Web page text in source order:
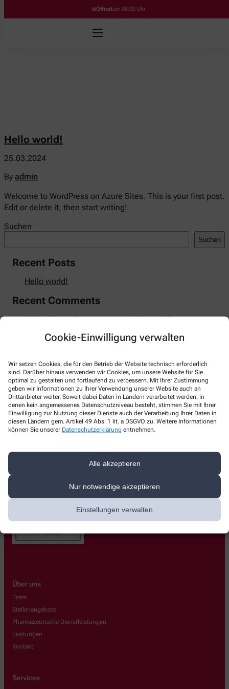
Cookie-Einwilligung verwalten
Wir setzen Cookies, die für den Betrieb der Website technisch erforderlich
sind. Darüber hinaus verwenden wir Cookies, um unsere Website für Sie
optimal zu gestalten und fortlaufend zu verbessern. Mit Ihrer Zustimmung
geben wir Informationen zu Ihrer Verwendung unserer Website auch an
Drittanbieter weiter. Soweit dabei Daten in Ländern verarbeitet werden, in
denen kein angemessenes Datenschutzniveau besteht, stimmen Sie mit Ihrer
Einwilligung zur Nutzung dieser Dienste auch der Verarbeitung Ihrer Daten in
diesen Ländern gem. Artikel 49 Abs. 1 lit. a DSGVO zu. Weitere Informationen
können Sie unserer Datenschutzerklärung entnehmen.
Alle akzeptieren
Nur notwendige akzeptieren
Einstellungen verwalten
Öffnetum 08:00 Uhr
Hello world!
25.03.2024
By admin
Welcome to WordPress on Azure Sites. This is your first post.
Edit or delete it, then start writing!
Suchen
Suchen
Recent Posts
Hello world!
Recent Comments
A WordPress CommenterzuHello world!
Kontakt
Apotheke Owingen
Hauptstr. 26,88696 Owingen
+49-7551/6 66 68
Über uns
Team
Stellenangebote
Pharmazeutische Dienstleistungen
Leistungen
Kontakt
Services